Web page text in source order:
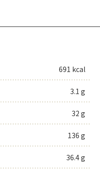
691 kcal
3.1 g
32 g
136 g
36.4 g